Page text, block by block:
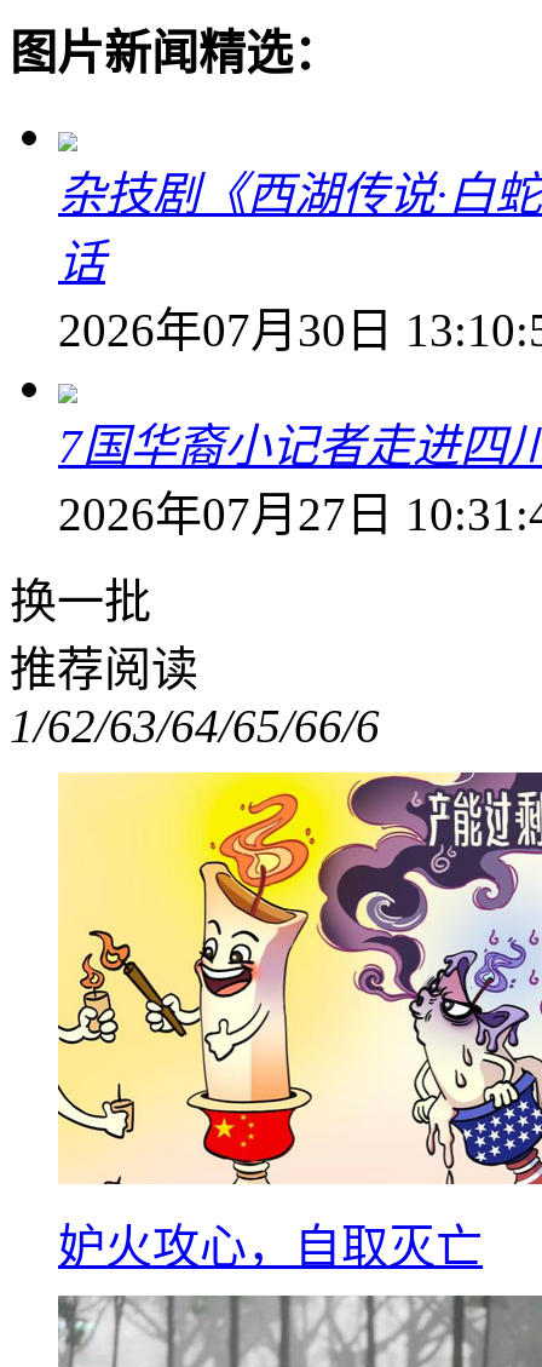
图片新闻精选：
杂技剧《西湖传说·白
话
2026年07月30日
7国华裔小记者走进四
2026年07月27日
换一批
推荐阅读
1/62/63/64/65/66/6
妒火攻心，自取灭亡